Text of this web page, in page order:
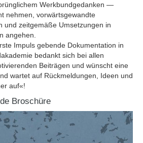
Werkbundgedanken —
nehmen, vorwärtsgewandte
und zeitgemäße Umsetzungen in
angehen.
Impuls gebende Dokumentation in
bedankt sich bei allen
Beiträgen und wünscht eine
wartet auf Rückmeldungen, Ideen und
auf«!
Broschüre